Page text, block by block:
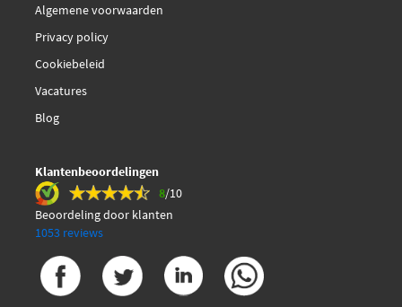
Algemene voorwaarden
Privacy policy
Cookiebeleid
Vacatures
Blog
Klantenbeoordelingen
8/10
Beoordeling door klanten
1053 reviews